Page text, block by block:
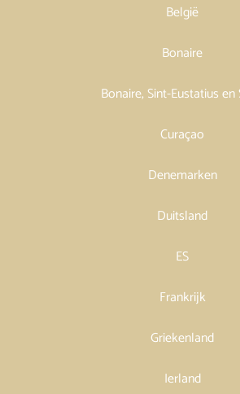
België
Bonaire
Bonaire, Sint-Eustatius en
Curaçao
Denemarken
Duitsland
ES
Frankrijk
Griekenland
Ierland